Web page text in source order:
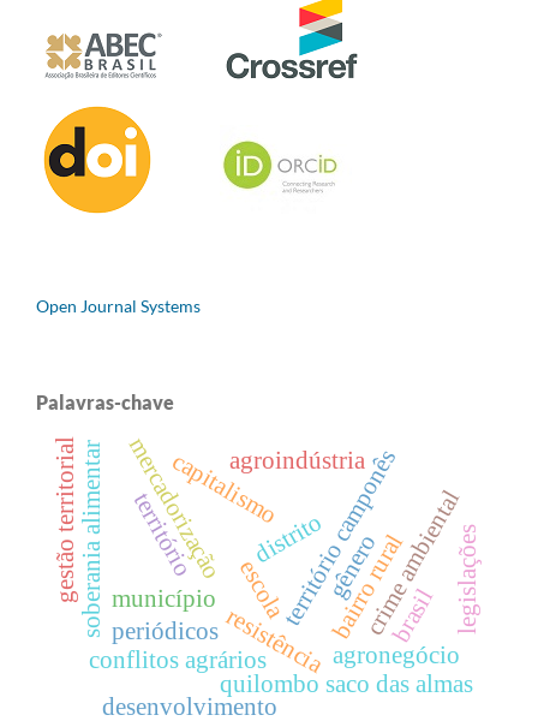
Open Journal Systems
Palavras-chave
município
distritobairro rural
escola
resistência
conflitos agrários
agronegócio
quilombo saco das almas
mercadorização
capitalismoterritório camponês
agroindústria
soberania alimentar crime ambiental
território gênero
desenvolvimento
periódicos
gestão territorial legislações
brasil